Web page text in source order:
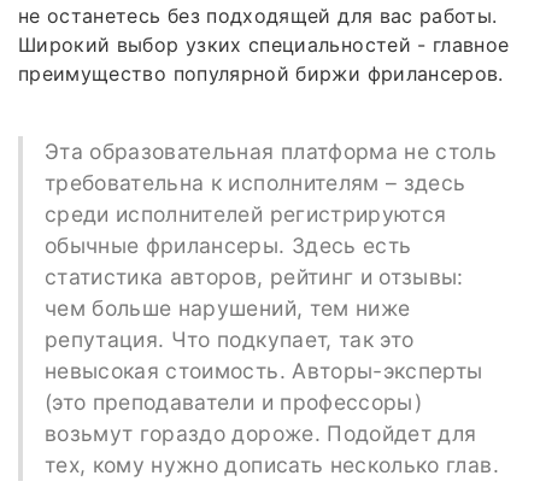
не останетесь без подходящей для вас работы.
Широкий выбор узких специальностей - главное
преимущество популярной биржи фрилансеров.
Эта образовательная платформа не столь
требовательна к исполнителям – здесь
среди исполнителей регистрируются
обычные фрилансеры. Здесь есть
статистика авторов, рейтинг и отзывы:
чем больше нарушений, тем ниже
репутация. Что подкупает, так это
невысокая стоимость. Авторы-эксперты
(это преподаватели и профессоры)
возьмут гораздо дороже. Подойдет для
тех, кому нужно дописать несколько глав.